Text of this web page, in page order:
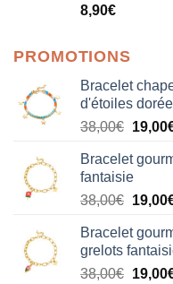
Note5.00
8,90€
PROMOTIONS
Bracelet
d'étoiles
38,00€ Le
initial
était :
19,00
Bracelet
fantaisie
38,00€ Le
initial
était :
19,00
Bracelet
grelots
38,00€ Le
19,00